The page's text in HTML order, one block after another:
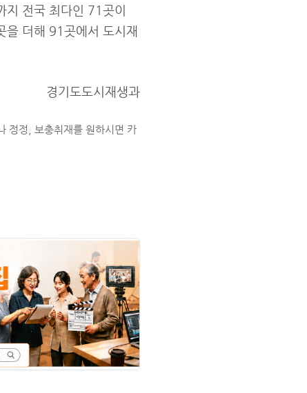
지 전국 최다인 71곳이
을 더해 91곳에서 도시재
경기도도시재생과
정정, 보충취재를 원하시면 카